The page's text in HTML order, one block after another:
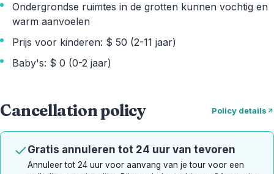
Ondergrondse ruimtes in de grotten kunnen vochtig en
warm aanvoelen
Prijs voor kinderen: $ 50 (2-11 jaar)
Baby's: $ 0 (0-2 jaar)
Cancellation policy Policy details
Gratis annuleren tot 24 uur van tevoren
Annuleer tot 24 uur voor aanvang van je tour voor een